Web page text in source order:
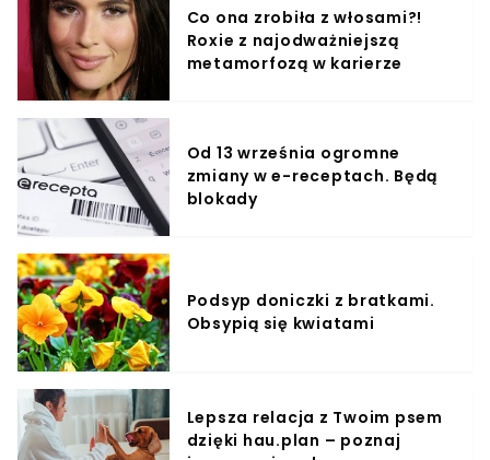
Co ona zrobiła z włosami?!
Roxie z najodważniejszą
metamorfozą w karierze
Od 13 września ogromne
zmiany w e-receptach. Będą
blokady
Podsyp doniczki z bratkami.
Obsypią się kwiatami
Lepsza relacja z Twoim psem
dzięki hau.plan – poznaj